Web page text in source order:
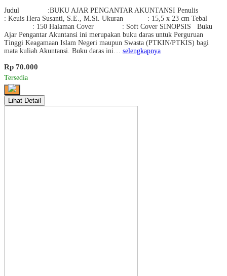
Judul :BUKU AJAR PENGANTAR AKUNTANSI Penulis
: Keuis Hera Susanti, S.E., M.Si. Ukuran : 15,5 x 23 cm Tebal
: 150 Halaman Cover : Soft Cover SINOPSIS Buku
Ajar Pengantar Akuntansi ini merupakan buku daras untuk Perguruan
Tinggi Keagamaan Islam Negeri maupun Swasta (PTKIN/PTKIS) bagi
mata kuliah Akuntansi. Buku daras ini… selengkapnya
Rp 70.000
Tersedia
Lihat Detail